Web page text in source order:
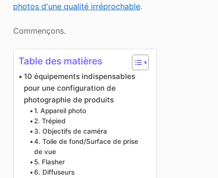
photos d'une qualité irréprochable.
Commençons.
Table des matières
10 équipements indispensables
pour une configuration de
photographie de produits
1. Appareil photo
2. Trépied
3. Objectifs de caméra
4. Toile de fond/Surface de prise
de vue
5. Flasher
6. Diffuseurs